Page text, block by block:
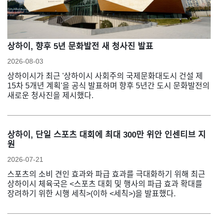
상하이, 향후 5년 문화발전 새 청사진 발표
2026-08-03
상하이시가 최근 '상하이시 사회주의 국제문화대도시 건설 제
15차 5개년 계획'을 공식 발표하며 향후 5년간 도시 문화발전의
새로운 청사진을 제시했다.
상하이, 단일 스포츠 대회에 최대 300만 위안 인센티브 지
원
2026-07-21
스포츠의 소비 견인 효과와 파급 효과를 극대화하기 위해 최근
상하이시 체육국은 <스포츠 대회 및 행사의 파급 효과 확대를
장려하기 위한 시행 세칙>(이하 <세칙>)을 발표했다.